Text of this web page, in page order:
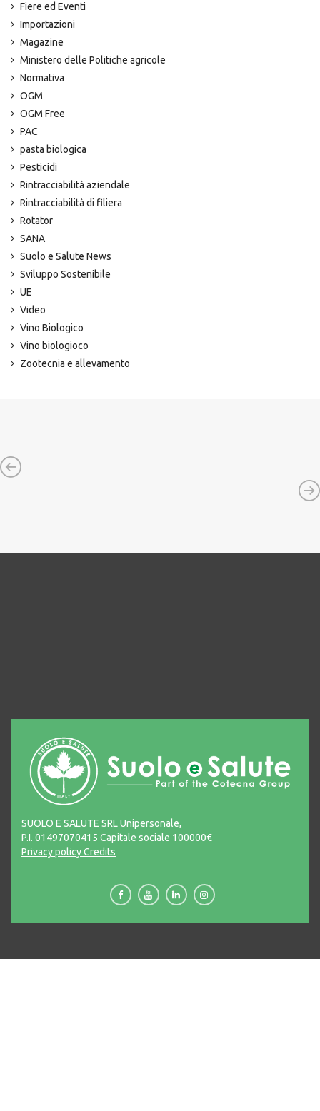
Fiere ed Eventi
Importazioni
Magazine
Ministero delle Politiche agricole
Normativa
OGM
OGM Free
PAC
pasta biologica
Pesticidi
Rintracciabilità aziendale
Rintracciabilità di filiera
Rotator
SANA
Suolo e Salute News
Sviluppo Sostenibile
UE
Video
Vino Biologico
Vino biologioco
Zootecnia e allevamento
SUOLO E SALUTE SRL Unipersonale,
P.I. 01497070415 Capitale sociale 100000€
Privacy policyCredits